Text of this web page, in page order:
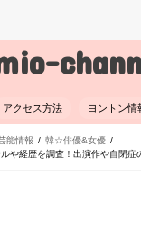
アクセス方法 ヨントン情
能情報
韓☆俳優&女優
や経歴を調査！出演作や自閉症